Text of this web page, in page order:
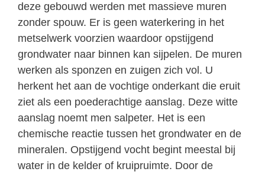
deze gebouwd werden met massieve muren
zonder spouw. Er is geen waterkering in het
metselwerk voorzien waardoor opstijgend
grondwater naar binnen kan sijpelen. De muren
werken als sponzen en zuigen zich vol. U
herkent het aan de vochtige onderkant die eruit
ziet als een poederachtige aanslag. Deze witte
aanslag noemt men salpeter. Het is een
chemische reactie tussen het grondwater en de
mineralen. Opstijgend vocht begint meestal bij
water in de kelder of kruipruimte. Door de